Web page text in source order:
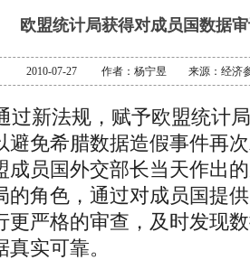
欧盟统计局获得对成员国数据
2010-07-27 作者：杨宁昱 来源：经济
新法规，赋予欧盟统计
避免希腊数据造假事件再
员国外交部长当天作出的
的角色，通过对成员国提
更严格的审查，及时发现
实可靠。